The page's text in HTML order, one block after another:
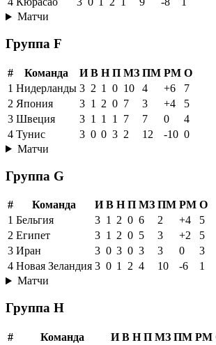
Матчи
Группа F
# Команда И В Н П МЗ ПМ РМ О
1 Нидерланды 3 2 1 0 10 4 +6
7
2 Япония 3 1 2 0 7 3 +4
5
3 Швеция 3 1 1 1 7 7 0
4
4 Тунис 3 0 0 3 2 12 -10 0
Матчи
Группа G
# Команда И В Н П МЗ ПМ РМ О
1 Бельгия 3 1 2 0 6 2 +4
5
2 Египет 3 1 2 0 5 3 +2
5
3 Иран 3 0 3 0 3 3 0
3
4 Новая Зеландия 3 0 1 2 4 10 -6
1
Матчи
Группа H
# Команда И В Н П МЗ ПМ РМ